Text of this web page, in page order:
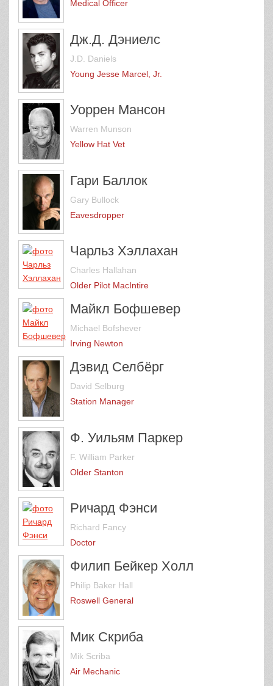
Medical Officer
Дж.Д. Дэниелс
J.D. Daniels
Young Jesse Marcel, Jr.
Уоррен Мансон
Warren Munson
Yellow Hat Vet
Гари Баллок
Gary Bullock
Eavesdropper
Чарльз Хэллахан
Charles Hallahan
Older Pilot MacIntire
Майкл Бофшевер
Michael Bofshever
Irving Newton
Дэвид Селбёрг
David Selburg
Station Manager
Ф. Уильям Паркер
F. William Parker
Older Stanton
Ричард Фэнси
Richard Fancy
Doctor
Филип Бейкер Холл
Philip Baker Hall
Roswell General
Мик Скриба
Mik Scriba
Air Mechanic